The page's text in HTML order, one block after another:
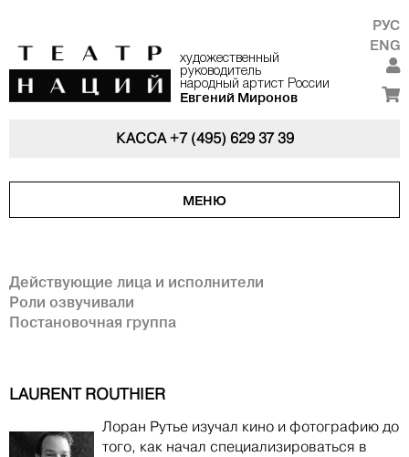
художественный
руководитель
народный артист России
Евгений Миронов
РУС
ENG
КАССА+7 (495) 629 37 39
МЕНЮ
Действующие лица и исполнители
Роли озвучивали
Постановочная группа
LAURENT ROUTHIER
Лоран Рутье изучал кино и фотографию до
того, как начал специализироваться в